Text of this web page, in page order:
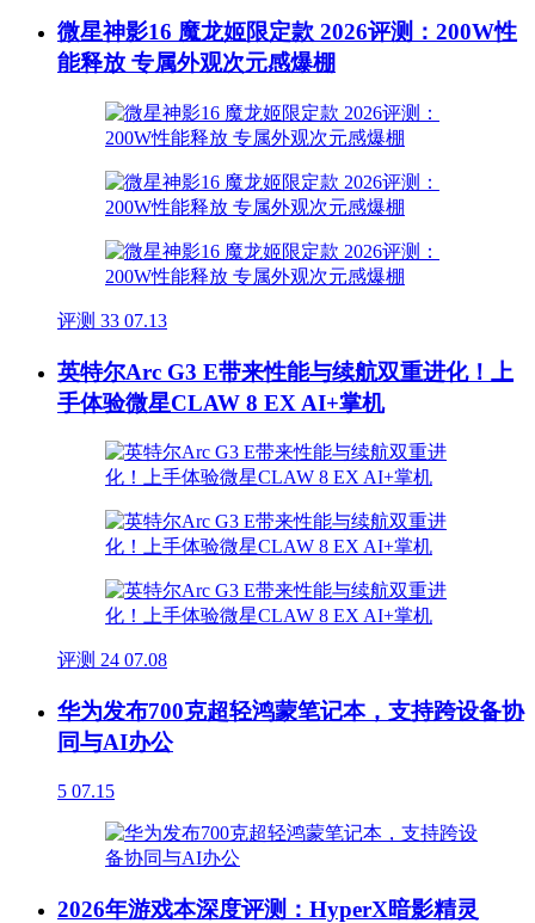
微星神影16 魔龙姬限定款 2026评测：200W性
能释放 专属外观次元感爆棚
评测 33 07.13
英特尔Arc G3 E带来性能与续航双重进化！上
手体验微星CLAW 8 EX AI+掌机
评测 24 07.08
华为发布700克超轻鸿蒙笔记本，支持跨设备协
同与AI办公
5 07.15
2026年游戏本深度评测：HyperX暗影精灵